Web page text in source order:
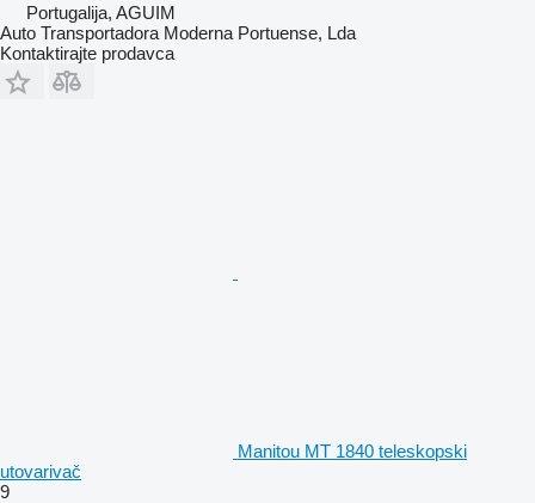
Portugalija, AGUIM
Auto Transportadora Moderna Portuense, Lda
Kontaktirajte prodavca
Manitou MT 1840 teleskopski
utovarivač
9